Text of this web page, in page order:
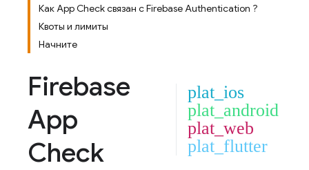
Как App Check связан с Firebase Authentication ?
Квоты и лимиты
Начните
Firebase
App
Check
plat_ios
plat_android
plat_web
plat_flutter